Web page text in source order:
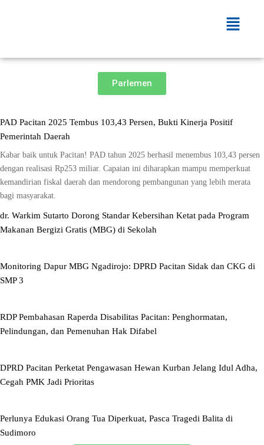
Menu
Parlemen
PAD Pacitan 2025 Tembus 103,43 Persen, Bukti Kinerja Positif
Pemerintah Daerah
Kabar baik untuk Pacitan! PAD tahun 2025 berhasil menembus 103,43 persen
dengan realisasi Rp253 miliar. Capaian ini diharapkan mampu memperkuat
kemandirian fiskal daerah dan mendorong pembangunan yang lebih merata
bagi masyarakat.
dr. Warkim Sutarto Dorong Standar Kebersihan Ketat pada Program
Makanan Bergizi Gratis (MBG) di Sekolah
Monitoring Dapur MBG Ngadirojo: DPRD Pacitan Sidak dan CKG di
SMP 3
RDP Pembahasan Raperda Disabilitas Pacitan: Penghormatan,
Pelindungan, dan Pemenuhan Hak Difabel
DPRD Pacitan Perketat Pengawasan Hewan Kurban Jelang Idul Adha,
Cegah PMK Jadi Prioritas
Perlunya Edukasi Orang Tua Diperkuat, Pasca Tragedi Balita di
Sudimoro